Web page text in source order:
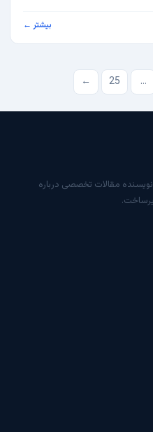
بیشتر ←
نوشته‌ها
…
25
←
مقالات تخصصی درباره